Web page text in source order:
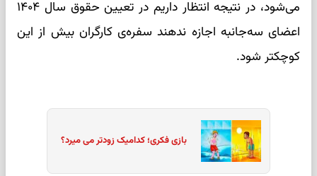
می‌شود، در نتیجه انتظار داریم در تعیین حقوق سال ۱۴۰۴
اعضای سه‌جانبه اجازه ندهند سفره‌ی کارگران بیش از این
کوچکتر شود.
بازی فکری؛ کدامیک زودتر می میرد؟